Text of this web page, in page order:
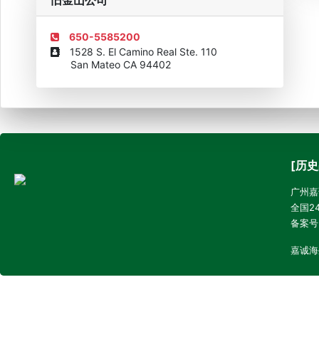
650-5585200
1528 S. El Camino Real Ste. 110
San Mateo CA 94402
[历
广州
全国
备案
嘉诚